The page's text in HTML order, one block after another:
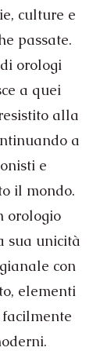
culture e
passate.
orologi
a quei
alla
a
e
il mondo.
orologio
sua unicità
con
elementi